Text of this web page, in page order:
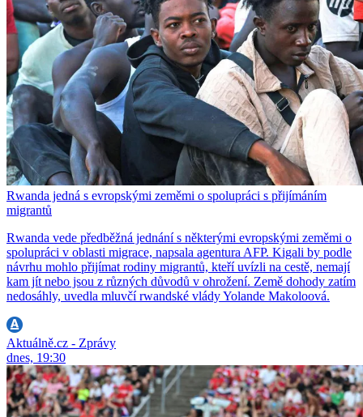
Rwanda jedná s evropskými zeměmi o spolupráci s přijímáním
migrantů
Rwanda vede předběžná jednání s některými evropskými zeměmi o
spolupráci v oblasti migrace, napsala agentura AFP. Kigali by podle
návrhu mohlo přijímat rodiny migrantů, kteří uvízli na cestě, nemají
kam jít nebo jsou z různých důvodů v ohrožení. Země dohody zatím
nedosáhly, uvedla mluvčí rwandské vlády Yolande Makoloová.
Aktuálně.cz - Zprávy
dnes, 19:30